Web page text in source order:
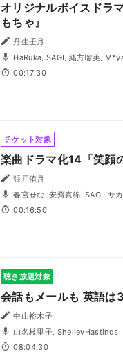
オリジナルボイスドラ
もちゃ』
丹生壬月
HaRuka, SAGI, 緒方瑠美,
00:17:30
チケット対象
楽曲ドラマ化14「笑顔
張戸侑月
春宮せな, 安齋真綿, SAGI, サ
00:16:50
聴き放題対象
会話もメールも 英語は
中山裕木子
山名枝里子, ShelleyHastings
08:04:30